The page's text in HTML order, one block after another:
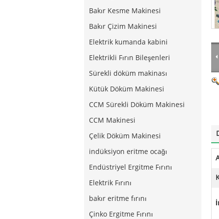
Bakır Kesme Makinesi
Bakır Çizim Makinesi
Elektrik kumanda kabini
Elektrikli Fırın Bileşenleri
Sürekli döküm makinası
Kütük Döküm Makinesi
CCM Sürekli Döküm Makinesi
CCM Makinesi
Çelik Döküm Makinesi
indüksiyon eritme ocağı
Endüstriyel Ergitme Fırını
Elektrik Fırını
bakır eritme fırını
Çinko Ergitme Fırını